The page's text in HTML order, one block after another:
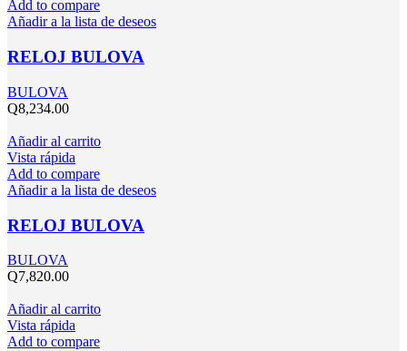
Add to compare
Añadir a la lista de deseos
RELOJ BULOVA
BULOVA
Q8,234.00
Añadir al carrito
Vista rápida
Add to compare
Añadir a la lista de deseos
RELOJ BULOVA
BULOVA
Q7,820.00
Añadir al carrito
Vista rápida
Add to compare